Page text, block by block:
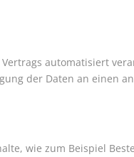
automatisiert
der Daten an einen
wie zum Beispiel